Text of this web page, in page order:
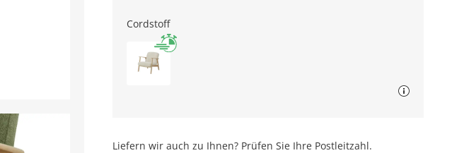
Cordstoff
Liefern wir auch zu Ihnen? Prüfen Sie Ihre Postleitzahl.